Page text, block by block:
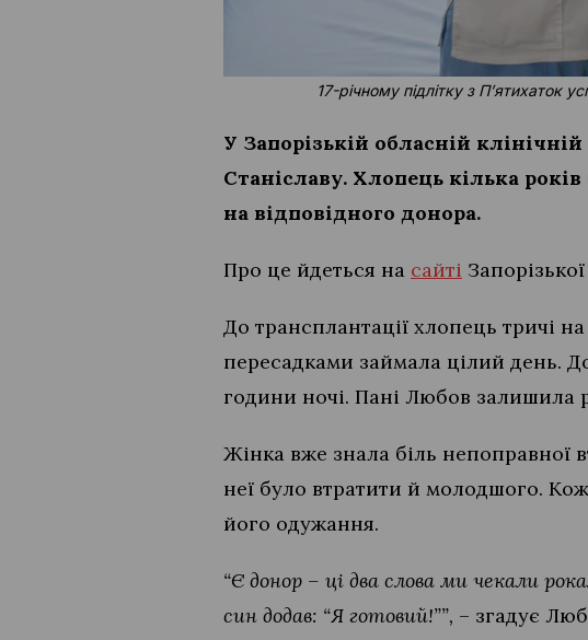
17-річному підлітку з Пʼятихаток
У Запорізькій обласній
Станіславу. Хлопець кілька
на відповідного донора.
Про це йдеться на сайті
До трансплантації хлопець тричі
пересадками займала цілий день.
години ночі. Пані Любов залишила
Жінка вже знала біль непоправної
неї було втратити й молодшого.
його одужання.
“Є донор – ці два слова ми чекали
син додав: “Я готовий!””, – згадує